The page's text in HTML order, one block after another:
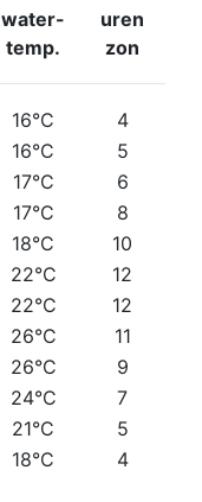
water-
temp.
uren
zon
16°C
4
16°C
5
17°C
6
17°C
8
18°C
10
22°C
12
22°C
12
26°C
11
26°C
9
24°C
7
21°C
5
18°C 4